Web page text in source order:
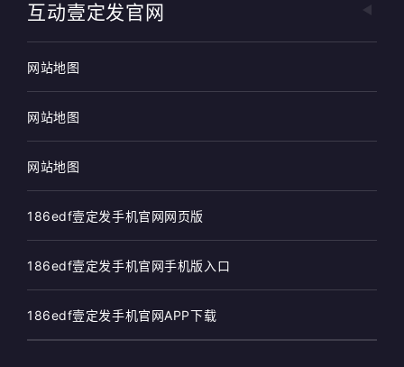
互动壹定发官网
网站地图
网站地图
网站地图
186edf壹定发手机官网网页版
186edf壹定发手机官网手机版入口
186edf壹定发手机官网APP下载